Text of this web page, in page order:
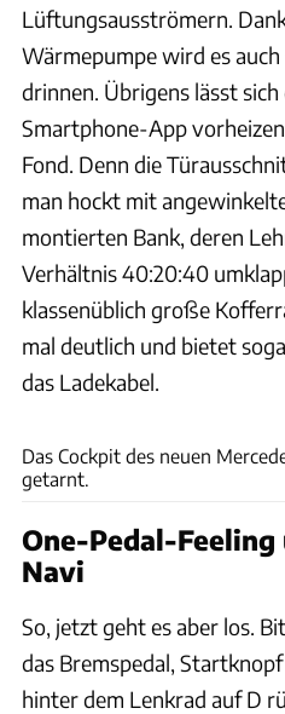
Lüftungsausströmern.
Wärmepumpe wird es
drinnen. Übrigens lässt
Smartphone-App
Fond. Denn die
man hockt mit
montierten Bank, deren
Verhältnis 40:20:40
klassenüblich große
mal deutlich und bietet
das Ladekabel.
Das Cockpit des neuen
getarnt.
One-Pedal-Feeling
Navi
So, jetzt geht es aber los.
das Bremspedal,
hinter dem Lenkrad auf D